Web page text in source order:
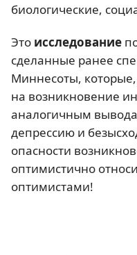
биологические,
Это исследование
сделанные ранее
Миннесоты,
на возникновение
аналогичным
депрессию и
опасности
оптимистично
оптимистами!